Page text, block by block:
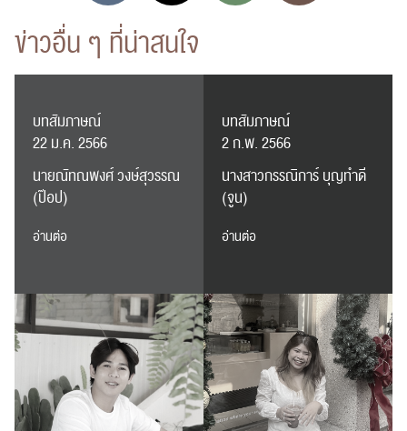
ข่าวอื่น ๆ ที่น่าสนใจ
บทสัมภาษณ์
22 ม.ค. 2566
นายณัทณพงศ์ วงษ์สุวรรณ
(ป๊อป)
อ่านต่อ
บทสัมภาษณ์
2 ก.พ. 2566
นางสาวกรรณิการ์ บุญทำดี
(จูน)
อ่านต่อ